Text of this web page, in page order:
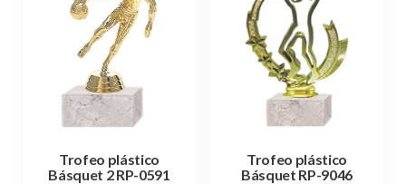
Trofeo plástico
Básquet 2 RP-0591
Trofeo plástico
Básquet RP-9046